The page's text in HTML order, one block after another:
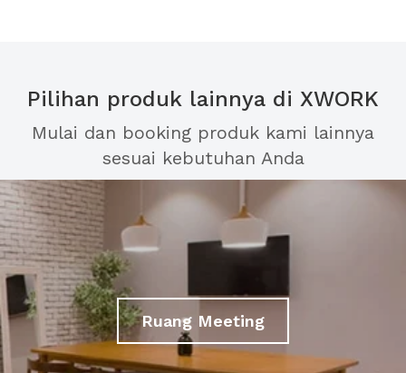
Pilihan produk lainnya di XWORK
Mulai dan booking produk kami lainnya
sesuai kebutuhan Anda
Ruang Meeting